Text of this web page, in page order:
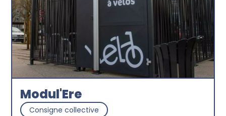
Modul'Ere
Consigne collective